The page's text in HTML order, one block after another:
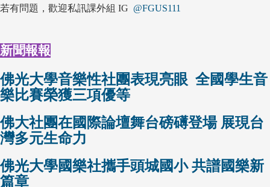
若有問題，歡迎私訊課外組 IG @FGUS111
新聞報報
佛光大學音樂性社團表現亮眼 全國學生音
樂比賽榮獲三項優等
佛大社團在國際論壇舞台磅礡登場 展現台
灣多元生命力
佛光大學國樂社攜手頭城國小 共譜國樂新
篇章